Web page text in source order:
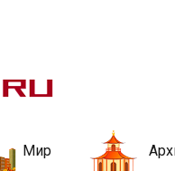
и
рубрики
Мир